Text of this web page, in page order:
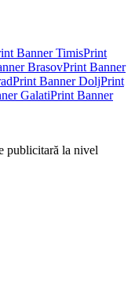
BannerTimisPrint
BrasovPrint Banner
Print BannerDoljPrint
GalatiPrint Banner
publicitară la nivel